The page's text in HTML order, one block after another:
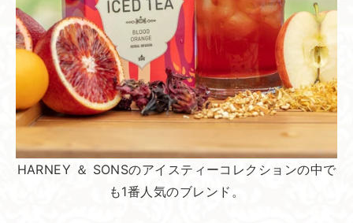
HARNEY ＆ SONSのアイスティーコレクションの中で
も1番人気のブレンド。